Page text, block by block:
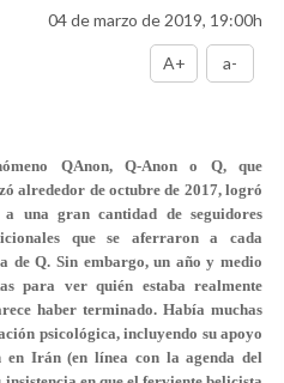
04 de marzo de 2019, 19:00h
A+ a-
QAnon, Q-Anon o Q, que
alrededor de octubre de 2017, logró
una gran cantidad de seguidores
que se aferraron a cada
de Q. Sin embargo, un año y medio
para ver quién estaba realmente
haber terminado. Había muchas
psicológica, incluyendo su apoyo
en Irán (en línea con la agenda del